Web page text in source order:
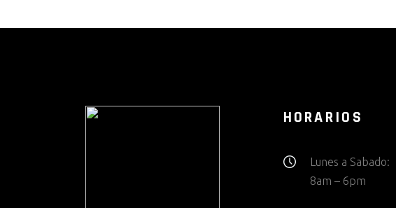
HORARIOS
Lunes a Sabado:
8am – 6pm